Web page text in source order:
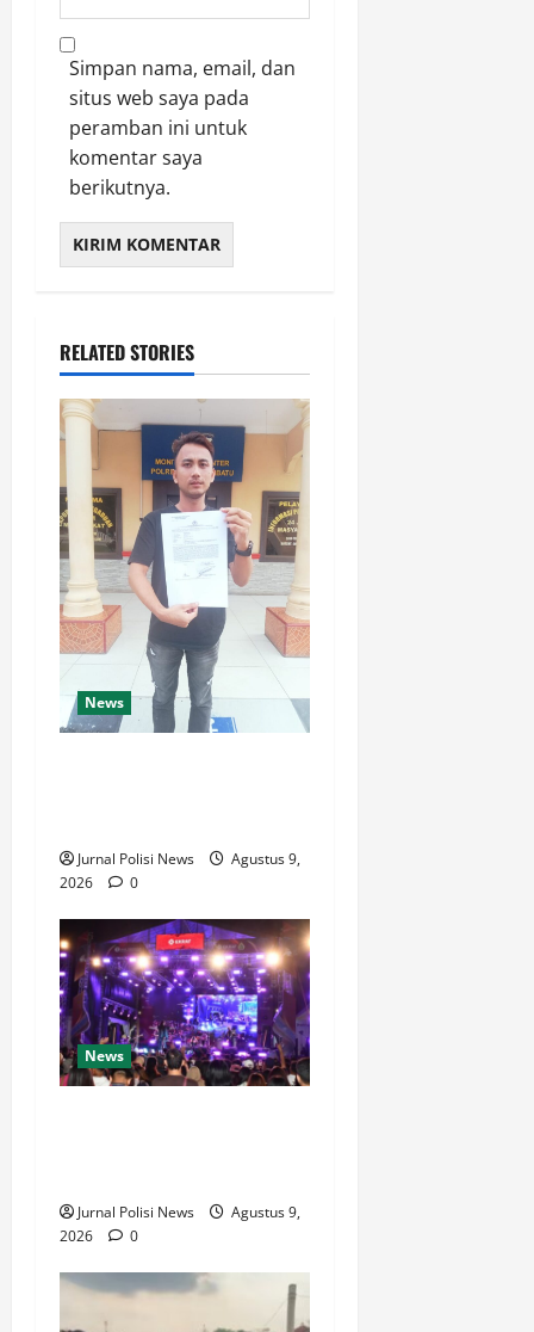
Simpan nama, email, dan
situs web saya pada
peramban ini untuk
komentar saya
berikutnya.
RELATED STORIES
News
Jurnal Polisi News
Agustus 9,
2026
0
News
Jurnal Polisi News
Agustus 9,
2026
0